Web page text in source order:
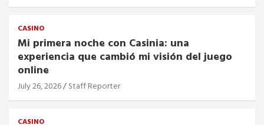
CASINO
Mi primera noche con Casinia: una
experiencia que cambió mi visión del juego
online
July 26, 2026 Staff Reporter
CASINO